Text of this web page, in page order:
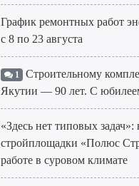
График ремонтных работ
с 8 по 23 августа
1 Строительному
Якутии — 90 лет. С
«Здесь нет типовых задач»:
стройплощадки «Полюс
работе в суровом климате